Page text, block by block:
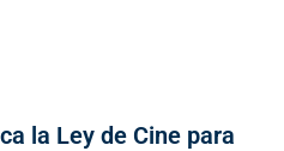
la Ley de Cine para